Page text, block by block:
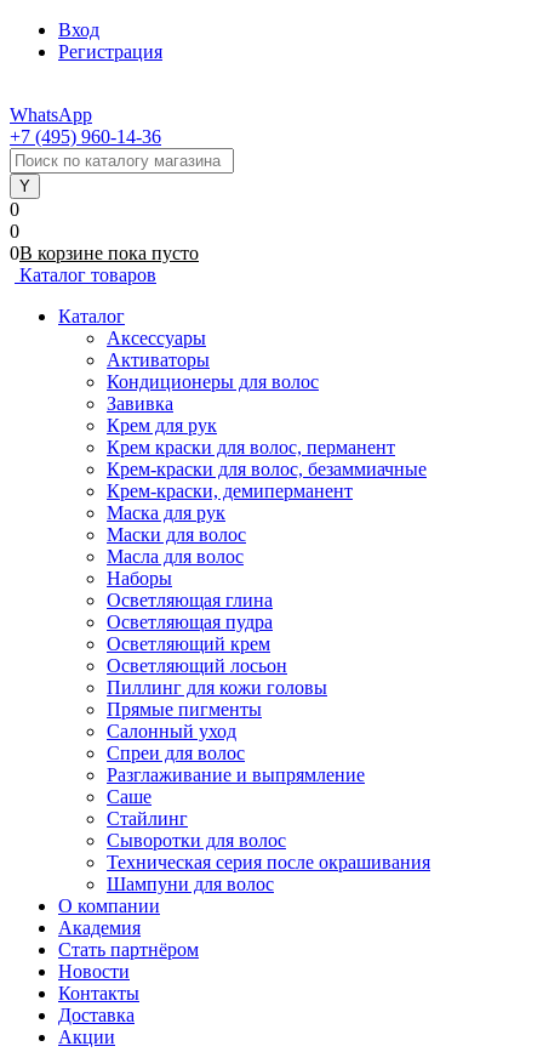
Вход
Регистрация
WhatsApp
+7 (495) 960-14-36
0
0
0В корзине пока пусто
Каталог товаров
Каталог
Аксессуары
Активаторы
Кондиционеры для волос
Завивка
Крем для рук
Крем краски для волос, перманент
Крем-краски для волос, безаммиачные
Крем-краски, демиперманент
Маска для рук
Маски для волос
Масла для волос
Наборы
Осветляющая глина
Осветляющая пудра
Осветляющий крем
Осветляющий лосьон
Пиллинг для кожи головы
Прямые пигменты
Салонный уход
Спреи для волос
Разглаживание и выпрямление
Саше
Стайлинг
Сыворотки для волос
Техническая серия после окрашивания
Шампуни для волос
О компании
Академия
Стать партнёром
Новости
Контакты
Доставка
Акции